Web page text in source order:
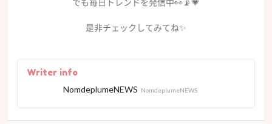
でも毎日トレンドを発信中👀📡💗
是非チェックしてみてね✨
Writer info
NomdeplumeNEWS NomdeplumeNEWS